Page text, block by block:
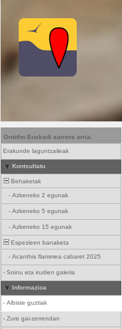
Ornitho Euskadi sarrera orria.
Erakunde laguntzaileak
Kontsultatu
Behaketak
- Azkeneko 2 egunak
- Azkeneko 5 egunak
- Azkeneko 15 egunak
Espezieen banaketa
- Acanthis flammea cabaret 2025
- Soinu eta irudien galeria
Informazioa
- Albiste guztiak
- Zure gai-zerrendan